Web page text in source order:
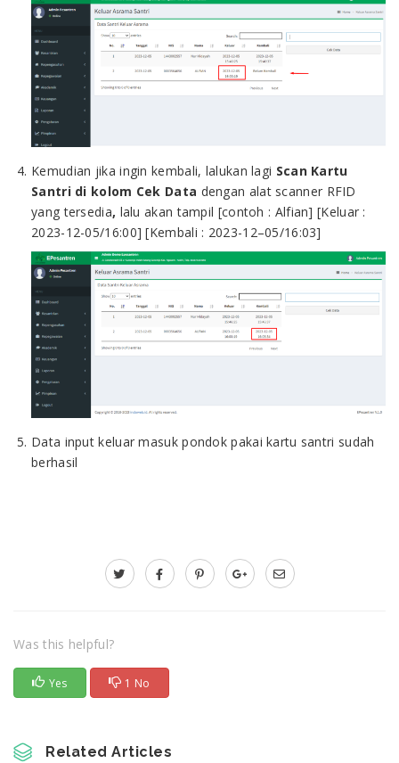
Kemudian jika ingin kembali, lalukan lagi Scan Kartu
Santri di kolom Cek Data dengan alat scanner RFID
yang tersedia, lalu akan tampil [contoh : Alfian] [Keluar :
2023-12-05/16:00] [Kembali : 2023-12–05/16:03]
Data input keluar masuk pondok pakai kartu santri sudah
berhasil
Was this helpful?
Yes 1 No
Related Articles